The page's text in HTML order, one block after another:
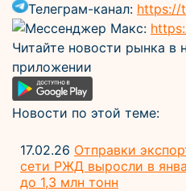
Телеграм-канал: https://
Мессенджер Макс:
Читайте новости рынка
приложении
Новости по этой теме:
17.02.26 Отправки
сети РЖД выросли в
до 1,3 млн тонн